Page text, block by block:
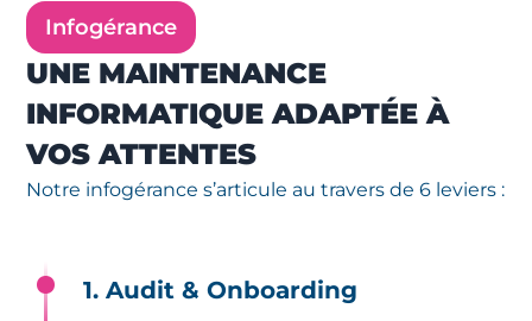
Infogérance
UNE MAINTENANCE
INFORMATIQUE ADAPTÉE À
VOS ATTENTES
Notre infogérance s’articule au travers de 6 leviers :
1. Audit & Onboarding